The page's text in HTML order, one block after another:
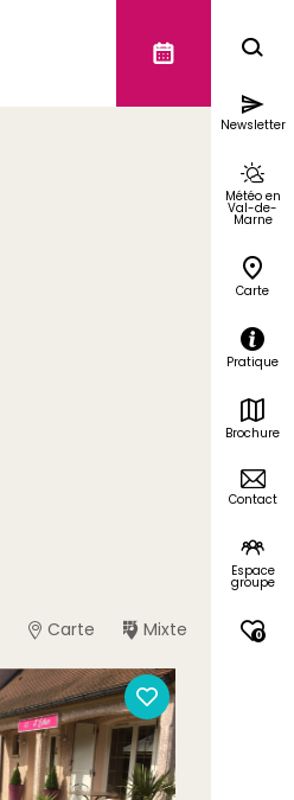
Newsletter
Météo en
Val-de-
Marne
Carte
Pratique
Brochure
Contact
Espace
groupe
0
Carte Mixte